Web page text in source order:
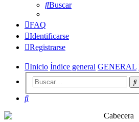
Buscar
FAQ
Identificarse
Registrarse
Inicio Índice general GENERAL
Buscar